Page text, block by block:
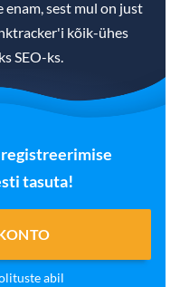
enam, sest mul on just
kõik-ühes
SEO-ks.
tasuta!
abil